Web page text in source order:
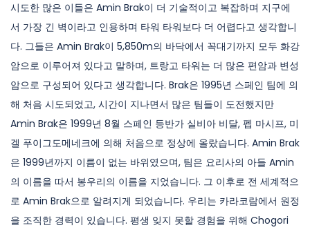
시도한 많은 이들은 Amin Brak이 더 기술적이고 복잡하며 지구에
서 가장 긴 벽이라고 인용하며 타워 타워보다 더 어렵다고 생각합니
다. 그들은 Amin Brak이 5,850m의 바닥에서 꼭대기까지 모두 화강
암으로 이루어져 있다고 말하며, 트랑고 타워는 더 많은 편암과 변성
암으로 구성되어 있다고 생각합니다. Brak은 1995년 스페인 팀에 의
해 처음 시도되었고, 시간이 지나면서 많은 팀들이 도전했지만
Amin Brak은 1999년 8월 스페인 등반가 실비아 비달, 펩 마시프, 미
겔 푸이그도메네크에 의해 처음으로 정상에 올랐습니다. Amin Brak
은 1999년까지 이름이 없는 바위였으며, 팀은 요리사의 아들 Amin
의 이름을 따서 봉우리의 이름을 지었습니다. 그 이후로 전 세계적으
로 Amin Brak으로 알려지게 되었습니다. 우리는 카라코람에서 원정
을 조직한 경력이 있습니다. 평생 잊지 못할 경험을 위해 Chogori